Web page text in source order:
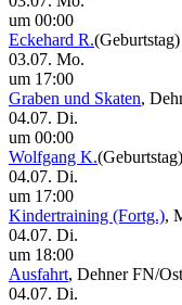
um 00:00
Eckehard R.(Geburtstag)
03.07. Mo.
um 17:00
Graben und Skaten,
04.07. Di.
um 00:00
Wolfgang K.(Geburtstag)
04.07. Di.
um 17:00
Kindertraining (Fortg.),
04.07. Di.
um 18:00
Ausfahrt, Dehner FN/Ost
04.07. Di.